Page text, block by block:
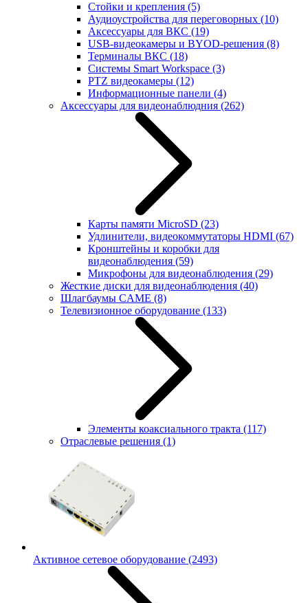
Стойки и крепления (5)
Аудиоустройства для переговорных (10)
Аксессуары для ВКС (19)
USB-видеокамеры и BYOD-решения (8)
Терминалы ВКС (18)
Системы Smart Workspace (3)
PTZ видеокамеры (12)
Информационные панели (4)
Аксессуары для видеонаблюдния (262)
Карты памяти MicroSD (23)
Удлинители, видеокоммутаторы HDMI (67)
Кронштейны и коробки для
видеонаблюдения (59)
Микрофоны для видеонаблюдения (29)
Жесткие диски для видеонаблюдения (40)
Шлагбаумы CAME (8)
Телевизионное оборудование (133)
Элементы коаксиального тракта (117)
Отраслевые решения (1)
Активное сетевое оборудование (2493)